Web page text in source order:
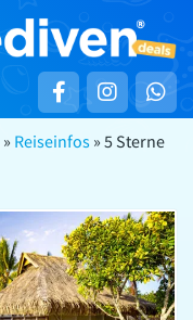
» Reiseinfos » 5 Sterne